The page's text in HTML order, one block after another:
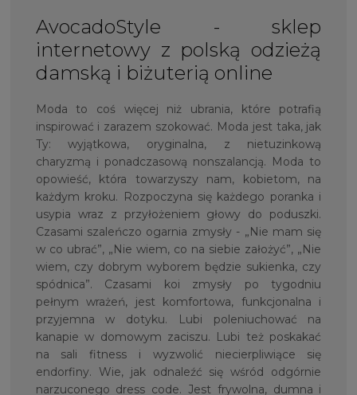
AvocadoStyle - sklep
internetowy z polską odzieżą
damską i biżuterią online
Moda to coś więcej niż ubrania, które potrafią
inspirować i zarazem szokować. Moda jest taka, jak
Ty: wyjątkowa, oryginalna, z nietuzinkową
charyzmą i ponadczasową nonszalancją. Moda to
opowieść, która towarzyszy nam, kobietom, na
każdym kroku. Rozpoczyna się każdego poranka i
usypia wraz z przyłożeniem głowy do poduszki.
Czasami szaleńczo ogarnia zmysły - „Nie mam się
w co ubrać”, „Nie wiem, co na siebie założyć”, „Nie
wiem, czy dobrym wyborem będzie sukienka, czy
spódnica”. Czasami koi zmysły po tygodniu
pełnym wrażeń, jest komfortowa, funkcjonalna i
przyjemna w dotyku. Lubi poleniuchować na
kanapie w domowym zaciszu. Lubi też poskakać
na sali fitness i wyzwolić niecierpliwiące się
endorfiny. Wie, jak odnaleźć się wśród odgórnie
narzuconego dress code. Jest frywolna, dumna i